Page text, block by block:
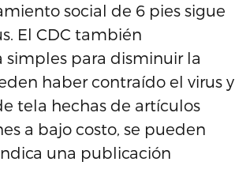
social de 6 pies sigue
El CDC también
simples para disminuir la
haber contraído el virus y
tela hechas de artículos
a bajo costo, se pueden
una publicación